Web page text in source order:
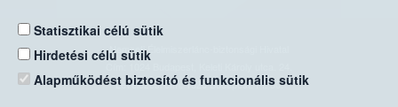
Statisztikai célú sütik
Hirdetési célú sütik
Alapműködést biztosító és funkcionális sütik
Nemzeti Élelmiszerlánc-biztonsági Hivatal
Levelezési cím: 1525 Budapest. Pf. 30.